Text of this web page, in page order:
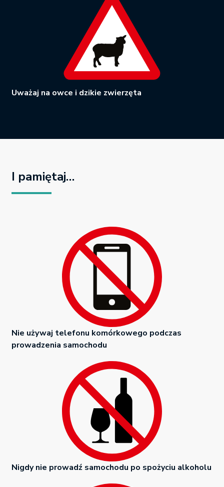
Uważaj na owce i dzikie zwierzęta
I pamiętaj…
Nie używaj telefonu komórkowego podczas
prowadzenia samochodu
Nigdy nie prowadź samochodu po spożyciu alkoholu